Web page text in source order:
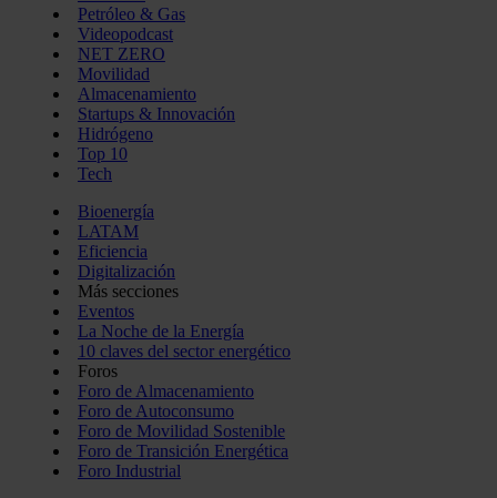
Petróleo & Gas
Videopodcast
NET ZERO
Movilidad
Almacenamiento
Startups & Innovación
Hidrógeno
Top 10
Tech
Bioenergía
LATAM
Eficiencia
Digitalización
Más secciones
Eventos
La Noche de la Energía
10 claves del sector energético
Foros
Foro de Almacenamiento
Foro de Autoconsumo
Foro de Movilidad Sostenible
Foro de Transición Energética
Foro Industrial